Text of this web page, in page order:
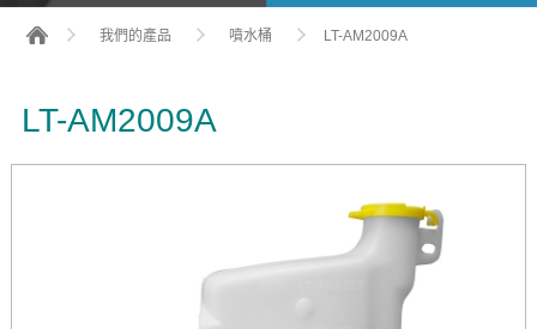
我們的產品 噴水桶 LT-AM2009A
LT-AM2009A